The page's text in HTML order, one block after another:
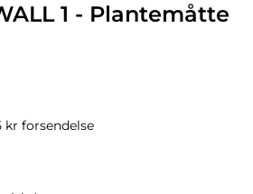
1 - Plantemåtte
kr forsendelse